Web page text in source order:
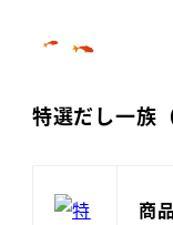
特選だし一族
商